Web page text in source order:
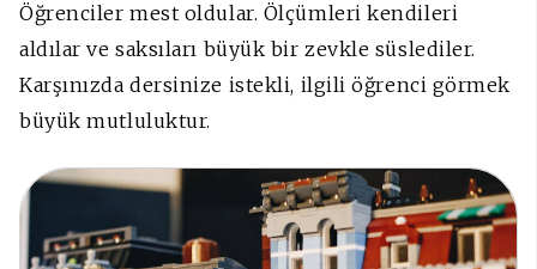
Öğrenciler mest oldular. Ölçümleri kendileri
aldılar ve saksıları büyük bir zevkle süslediler.
Karşınızda dersinize istekli, ilgili öğrenci görmek
büyük mutluluktur.